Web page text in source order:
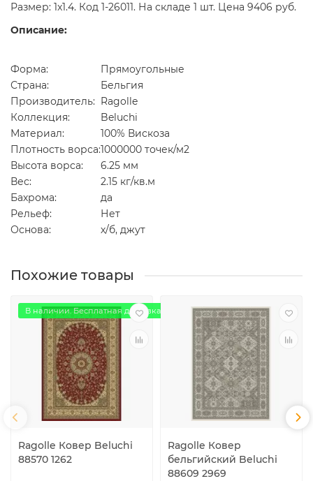
Размер: 1x1.4. Код 1-26011. На складе 1 шт. Цена 9406 руб.
Описание:
Форма:
Прямоугольные
Страна:
Бельгия
Производитель:
Ragolle
Коллекция:
Beluchi
Материал:
100% Вискоза
Плотность ворса:1000000 точек/м2
Высота ворса:
6.25 мм
Вес:
2.15 кг/кв.м
Бахрома:
да
Рельеф:
Нет
Основа:
х/б, джут
Похожие товары
В наличии. Бесплатная доставка
Ragolle Ковер Beluchi
88570 1262
Ragolle Ковер
бельгийский Beluchi
88609 2969